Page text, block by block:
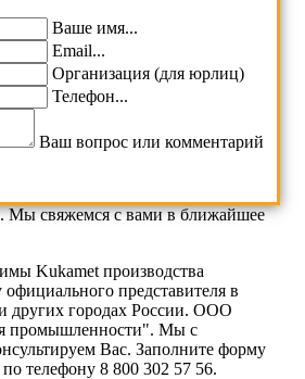
Ваше имя...
Email...
Организация (для юрлиц)
Телефон...
Ваш вопрос или комментарий
Мы свяжемся с вами в ближайшее
Kukamet производства
представителя в
других городах России. ООО
промышленности". Мы с
Вас. Заполните форму
телефону 8 800 302 57 56.